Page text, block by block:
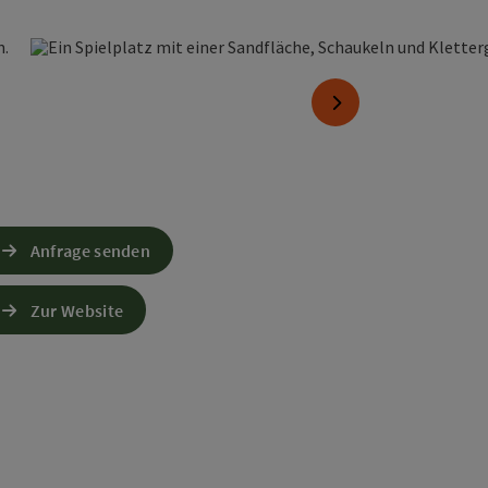
öffnen
nächstes Element
Anfrage senden
Zur Website